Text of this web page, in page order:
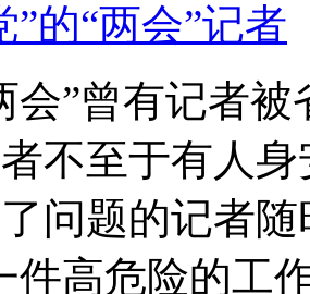
”的“两会”记者
会”曾有记者
不至于有人
问题的记者
件高危险的工